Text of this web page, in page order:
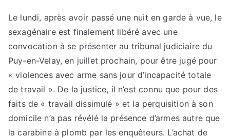
Le lundi, après avoir passé une nuit en garde à vue, le
sexagénaire est finalement libéré avec une
convocation à se présenter au tribunal judiciaire du
Puy-en-Velay, en juillet prochain, pour être jugé pour
« violences avec arme sans jour d’incapacité totale
de travail ». De la justice, il n’est connu que pour des
faits de « travail dissimulé » et la perquisition à son
domicile n’a pas révélé la présence d’armes autre que
la carabine à plomb par les enquêteurs. L’achat de